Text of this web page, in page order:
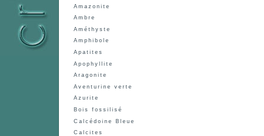
Amazonite
Ambre
Améthyste
Amphibole
Apatites
Apophyllite
Aragonite
Aventurine verte
Azurite
Bois fossilisé
Calcédoine Bleue
Calcites